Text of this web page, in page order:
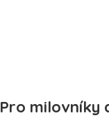
Pro milovníky